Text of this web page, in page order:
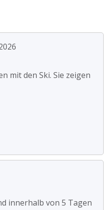
mit den Ski. Sie zeigen
innerhalb von 5 Tagen